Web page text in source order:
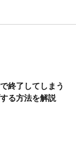
終了してしまう
る方法を解説